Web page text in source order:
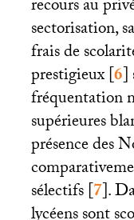
recours au
sectorisation,
frais de
prestigieux[6]
fréquentation
supérieures
présence des
sélectifs[7].